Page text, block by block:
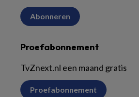
Abonneren
Proefabonnement
TvZnext.nl een maand gratis
Proefabonnement